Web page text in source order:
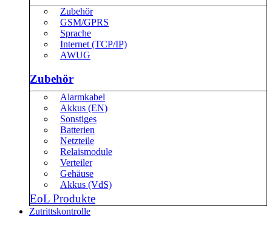
Zubehör
GSM/GPRS
Sprache
Internet (TCP/IP)
AWUG
Zubehör
Alarmkabel
Akkus (EN)
Sonstiges
Batterien
Netzteile
Relaismodule
Verteiler
Gehäuse
Akkus (VdS)
EoL Produkte
Zutrittskontrolle